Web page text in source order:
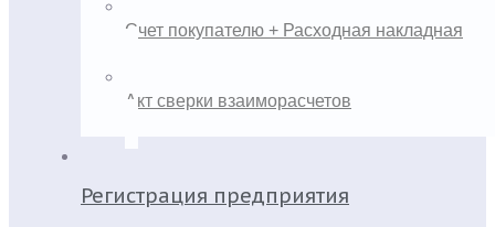
Счет покупателю + Расходная накладная
Акт сверки взаиморасчетов
Регистрация предприятия